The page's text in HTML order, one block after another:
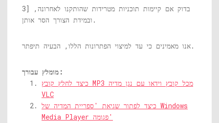
3] בדוק אם קיימות תוכניות מטרידות שהותקנו לאחרונה,
ובמידת הצורך הסר אותן.
אנו מאמינים כי עד למיצוי הפתרונות הללו, הבעיה תיפתר.
מומלץ עבורך:
כיצד לחלץ קובץ MP3 מכל קובץ וידאו עם נגן מדיה
VLC
כיצד לפתור שגיאת 'ספריית המדיה של Windows
Media Player פגומה'